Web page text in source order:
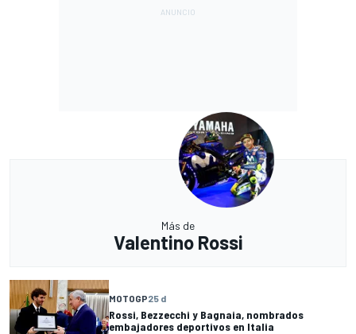
Más de
Valentino Rossi
MOTOGP25 d
Rossi, Bezzecchi y Bagnaia, nombrados
embajadores deportivos en Italia